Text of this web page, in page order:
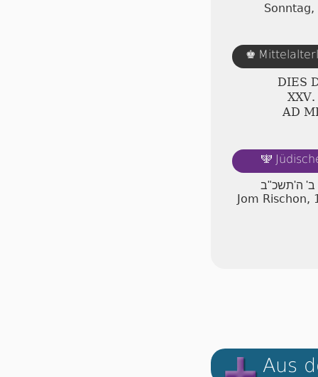
♚
DIES
ⅩⅩⅤ.
AD
🕎
ב' ה'תשכ"ב
Jom Rischon,
Aus